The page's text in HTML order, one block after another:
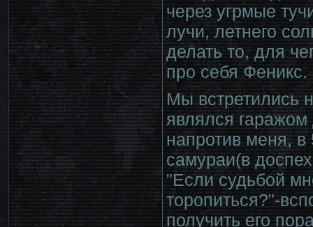
через угрмые
лучи, летнего
делать то, для
про себя Феникс.
Мы встретились
являлся гаражом
напротив меня,
самураи(в
"Если судьбой
торопиться?"-
получить его